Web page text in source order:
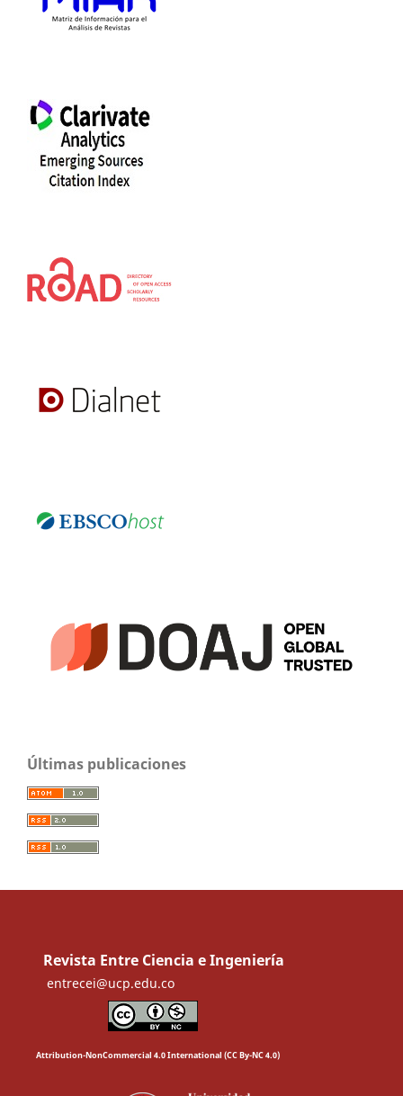
Últimas publicaciones
Revista Entre Ciencia e Ingeniería
entrecei@ucp.edu.co
Attribution-NonCommercial 4.0 International (CC By-NC 4.0)